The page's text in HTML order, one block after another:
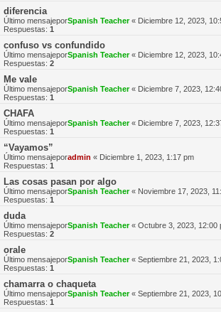
diferencia
Último mensajeporSpanish Teacher« Diciembre 12, 2023,
Respuestas: 1
confuso vs confundido
Último mensajeporSpanish Teacher« Diciembre 12, 2023,
Respuestas: 2
Me vale
Último mensajeporSpanish Teacher« Diciembre 7, 2023,
Respuestas: 1
CHAFA
Último mensajeporSpanish Teacher« Diciembre 7, 2023,
Respuestas: 1
“Vayamos”
Último mensajeporadmin « Diciembre 1, 2023, 1:17 pm
Respuestas: 1
Las cosas pasan por algo
Último mensajeporSpanish Teacher« Noviembre 17, 2023,
Respuestas: 1
duda
Último mensajeporSpanish Teacher« Octubre 3, 2023, 12:00
Respuestas: 2
orale
Último mensajeporSpanish Teacher« Septiembre 21, 2023,
Respuestas: 1
chamarra o chaqueta
Último mensajeporSpanish Teacher« Septiembre 21, 2023,
Respuestas: 1